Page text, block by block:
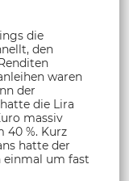
die
den
waren
der
die Lira
massiv
40 %. Kurz
hatte der
einmal um fast